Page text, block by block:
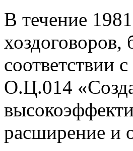
В течение
хоздоговоров,
соответствии
О.Ц.014
расширение и